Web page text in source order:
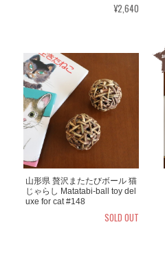
¥2,640
山形県 贅沢またたびボール 猫
じゃらし Matatabi-ball toy del
uxe for cat #148
SOLD OUT